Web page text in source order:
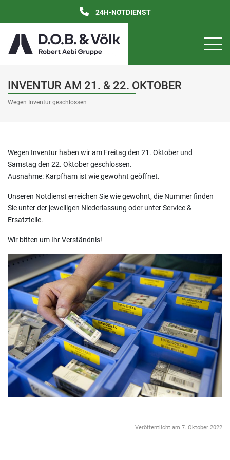
24H-NOTDIENST
INVENTUR AM 21. & 22. OKTOBER
Wegen Inventur geschlossen
Wegen Inventur haben wir am Freitag den 21. Oktober und
Samstag den 22. Oktober geschlossen.
Ausnahme: Karpfham ist wie gewohnt geöffnet.
Unseren Notdienst erreichen Sie wie gewohnt, die Nummer finden
Sie unter der jeweiligen Niederlassung oder unter Service &
Ersatzteile.
Wir bitten um Ihr Verständnis!
Veröffentlicht am 7. Oktober 2022